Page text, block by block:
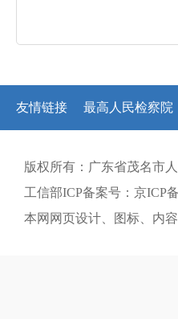
友情链接 最高人民检察院
版权所有：广东省茂名市
工信部ICP备案号：京ICP
本网网页设计、图标、内